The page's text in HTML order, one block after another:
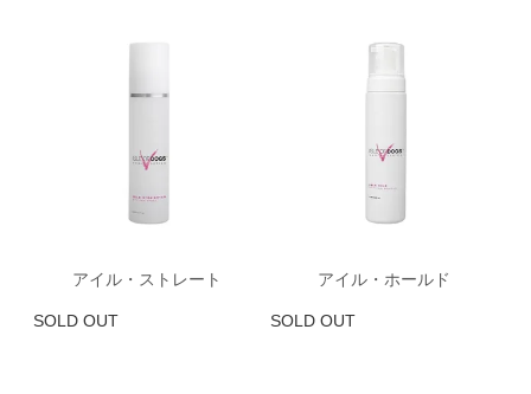
アイル・ストレート
SOLD OUT
アイル・ホールド
SOLD OUT